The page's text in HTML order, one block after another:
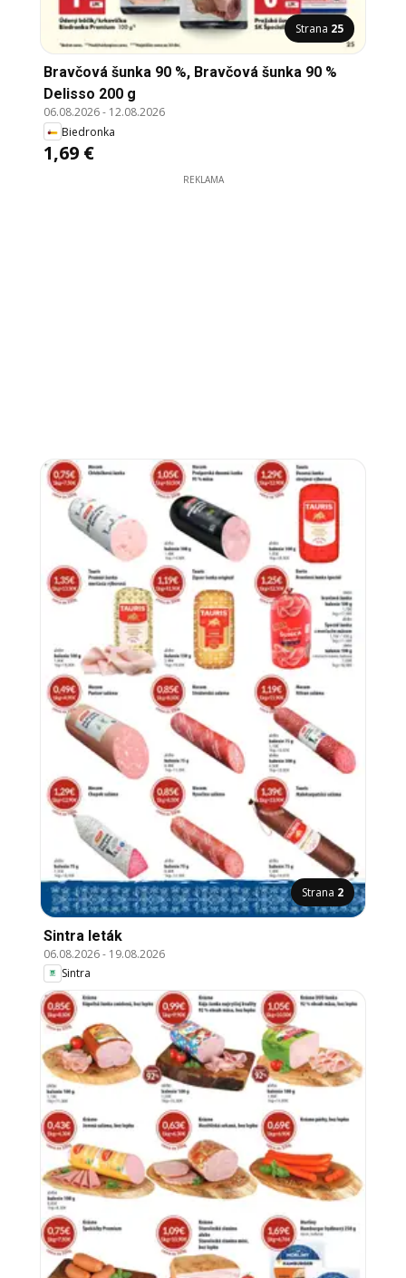
Strana 25
Bravčová šunka 90 %, Bravčová šunka 90 %
Delisso 200 g
06.08.2026- 12.08.2026
Biedronka
1,69 €
REKLAMA
Strana 2
Sintra leták
06.08.2026- 19.08.2026
Sintra